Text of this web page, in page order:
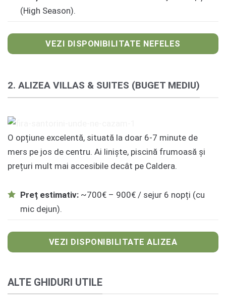
(High Season).
VEZI DISPONIBILITATE NEFELES
2. ALIZEA VILLAS & SUITES (BUGET MEDIU)
O opțiune excelentă, situată la doar 6-7 minute de
mers pe jos de centru. Ai liniște, piscină frumoasă și
prețuri mult mai accesibile decât pe Caldera.
Preț estimativ: ~700€ – 900€ / sejur 6 nopți (cu
mic dejun).
VEZI DISPONIBILITATE ALIZEA
ALTE GHIDURI UTILE